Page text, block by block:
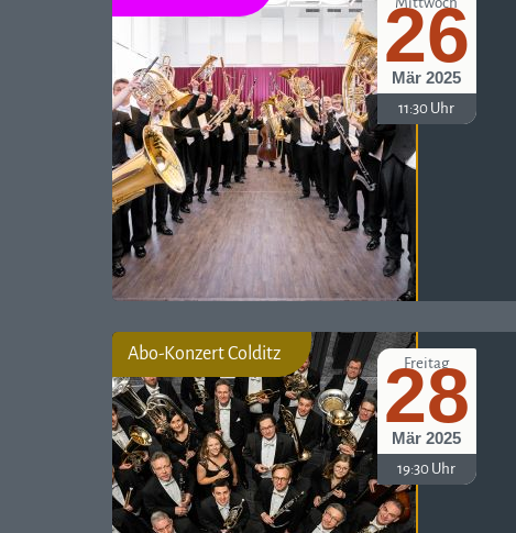
26
Mär 2025
11:30 Uhr
Abo-Konzert Colditz Freitag
28
Mär 2025
19:30 Uhr